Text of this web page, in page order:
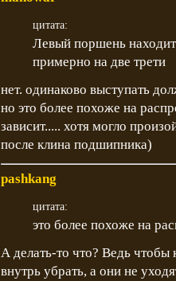
цитата:
Левый поршень
примерно на две трети
нет. одинаково выступать
но это более похоже на
зависит..... хотя могло
после клина подшипника)
pashkang
цитата:
это более похоже на
А делать-то что? Ведь
внутрь убрать, а они не